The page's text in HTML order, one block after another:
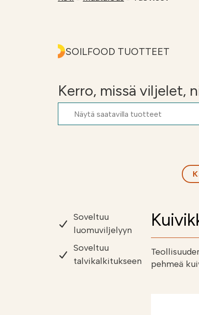
SOILFOOD TUOTTEET
Kerro, missä viljelet,
Soveltuu
luomuviljelyyn
Soveltuu
talvikalkitukseen
pehmeä